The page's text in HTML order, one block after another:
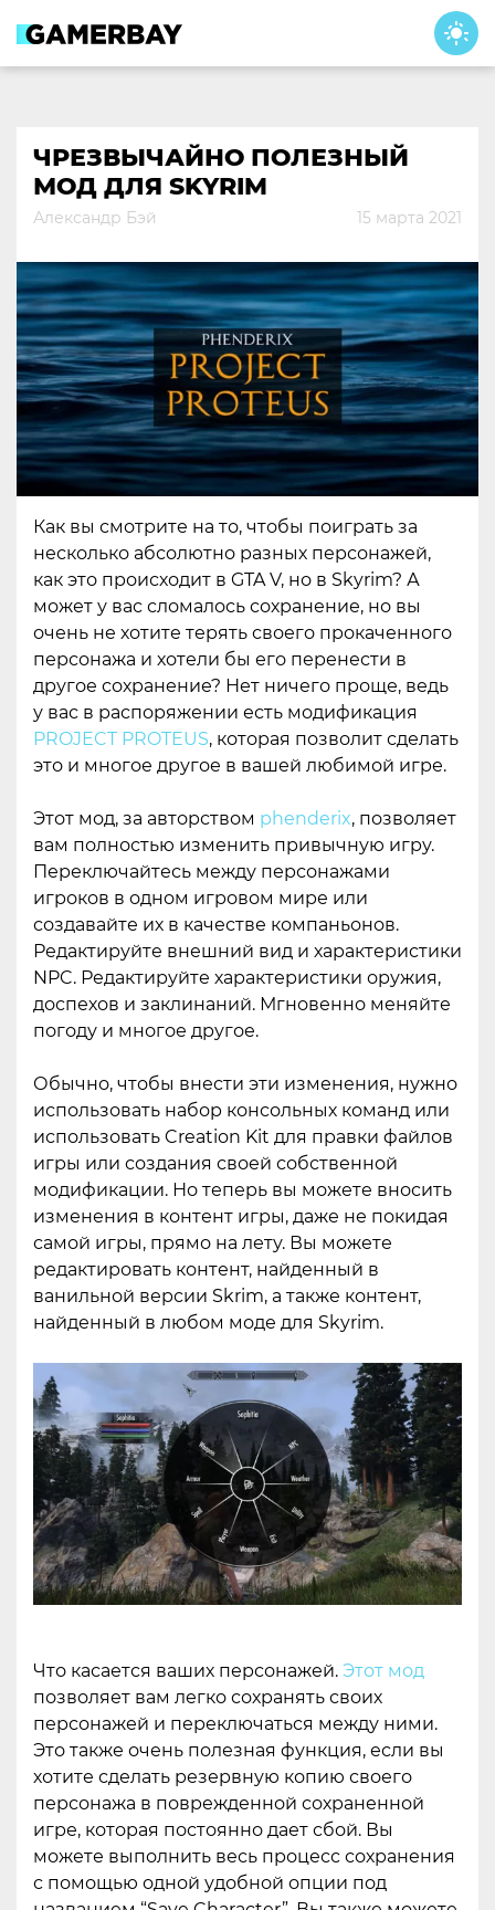
content
ЧРЕЗВЫЧАЙНО ПОЛЕЗНЫЙ
МОД ДЛЯ SKYRIM
Александр Бэй 15 марта 2021
Как вы смотрите на то, чтобы поиграть за
несколько абсолютно разных персонажей,
как это происходит в GTA V, но в Skyrim? А
может у вас сломалось сохранение, но вы
очень не хотите терять своего прокаченного
персонажа и хотели бы его перенести в
другое сохранение? Нет ничего проще, ведь
у вас в распоряжении есть модификация
PROJECT PROTEUS, которая позволит сделать
это и многое другое в вашей любимой игре.
Этот мод, за авторством phenderix, позволяет
вам полностью изменить привычную игру.
Переключайтесь между персонажами
игроков в одном игровом мире или
создавайте их в качестве компаньонов.
Редактируйте внешний вид и характеристики
NPC. Редактируйте характеристики оружия,
доспехов и заклинаний. Мгновенно меняйте
погоду и многое другое.
Обычно, чтобы внести эти изменения, нужно
использовать набор консольных команд или
использовать Creation Kit для правки файлов
игры или создания своей собственной
модификации. Но теперь вы можете вносить
изменения в контент игры, даже не покидая
самой игры, прямо на лету. Вы можете
редактировать контент, найденный в
ванильной версии Skrim, а также контент,
найденный в любом моде для Skyrim.
Что касается ваших персонажей. Этот мод
позволяет вам легко сохранять своих
персонажей и переключаться между ними.
Это также очень полезная функция, если вы
хотите сделать резервную копию своего
персонажа в поврежденной сохраненной
игре, которая постоянно дает сбой. Вы
можете выполнить весь процесс сохранения
с помощью одной удобной опции под